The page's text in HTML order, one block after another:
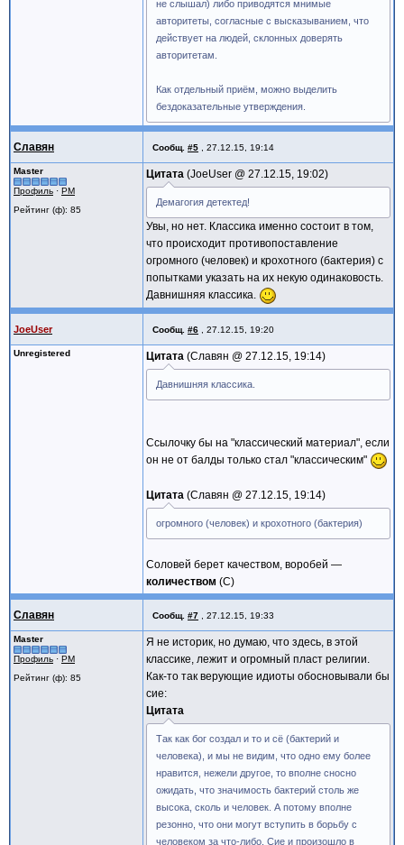
не слышал) либо приводятся мнимые
авторитеты, согласные с высказыванием, что
действует на людей, склонных доверять
авторитетам.
Как отдельный приём, можно выделить
бездоказательные утверждения.
Славян Сообщ. #5 27.12.15, 19:14
Master
Профиль · PM
Рейтинг (ф): 85
Цитата JoeUser @ 27.12.15, 19:02
Демагогия детектед!
Увы, но нет. Классика именно состоит в том,
что происходит противопоставление
огромного (человек) и крохотного (бактерия) с
попытками указать на их некую одинаковость.
Давнишняя классика.
JoeUser Сообщ. #6 27.12.15, 19:20
Unregistered Цитата Славян @ 27.12.15, 19:14
Давнишняя классика.
Ссылочку бы на "классический материал", если
он не от балды только стал "классическим"
Цитата Славян @ 27.12.15, 19:14
огромного (человек) и крохотного (бактерия)
Соловей берет качеством, воробей —
количеством (С)
Славян Сообщ. #7 27.12.15, 19:33
Master
Профиль · PM
Рейтинг (ф): 85
Я не историк, но думаю, что здесь, в этой
классике, лежит и огромный пласт религии.
Как-то так верующие идиоты обосновывали бы
сие:
Цитата
Так как бог создал и то и сё (бактерий и
человека), и мы не видим, что одно ему более
нравится, нежели другое, то вполне сносно
ожидать, что значимость бактерий столь же
высока, сколь и человек. А потому вполне
резонно, что они могут вступить в борьбу с
человеком за что-либо. Сие и произошло в